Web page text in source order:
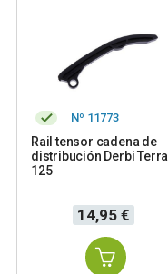
Nº 11773
Rail tensor cadena de
distribución Derbi Terra
125
Precio
14,95 €